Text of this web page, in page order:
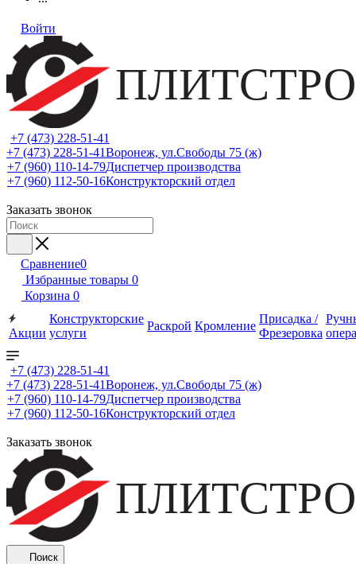
Войти
+7 (473) 228-51-41
+7 (473) 228-51-41Воронеж, ул.Свободы 75 (ж)
+7 (960) 110-14-79Диспетчер производства
+7 (960) 112-50-16Конструкторский отдел
Заказать звонок
Сравнение0
Избранные товары 0
Корзина 0
Акции
Конструкторские
услуги
Раскрой Кромление
Присадка /
Фрезеровка
+7 (473) 228-51-41
+7 (473) 228-51-41Воронеж, ул.Свободы 75 (ж)
+7 (960) 110-14-79Диспетчер производства
+7 (960) 112-50-16Конструкторский отдел
Заказать звонок
Поиск